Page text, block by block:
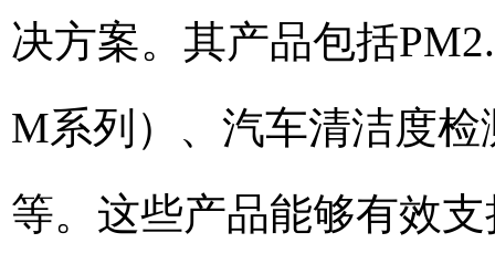
决方案。其产品包括
M系列）、汽车清洁度
等。这些产品能够有效